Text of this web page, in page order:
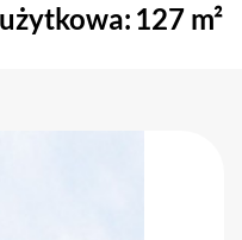
127 m²